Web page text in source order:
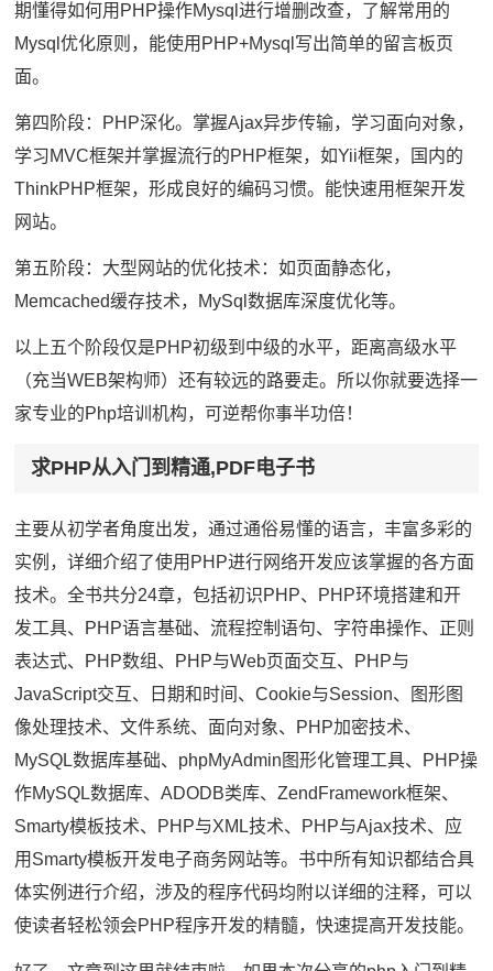
期懂得如何用PHP操作Mysql进行增删改查，了解常用的
Mysql优化原则，能使用PHP+Mysql写出简单的留言板页
面。
第四阶段：PHP深化。掌握Ajax异步传输，学习面向对象，
学习MVC框架并掌握流行的PHP框架，如Yii框架，国内的
ThinkPHP框架，形成良好的编码习惯。能快速用框架开发
网站。
第五阶段：大型网站的优化技术：如页面静态化，
Memcached缓存技术，MySql数据库深度优化等。
以上五个阶段仅是PHP初级到中级的水平，距离高级水平
（充当WEB架构师）还有较远的路要走。所以你就要选择一
家专业的Php培训机构，可逆帮你事半功倍！
求PHP从入门到精通,PDF电子书
主要从初学者角度出发，通过通俗易懂的语言，丰富多彩的
实例，详细介绍了使用PHP进行网络开发应该掌握的各方面
技术。全书共分24章，包括初识PHP、PHP环境搭建和开
发工具、PHP语言基础、流程控制语句、字符串操作、正则
表达式、PHP数组、PHP与Web页面交互、PHP与
JavaScript交互、日期和时间、Cookie与Session、图形图
像处理技术、文件系统、面向对象、PHP加密技术、
MySQL数据库基础、phpMyAdmin图形化管理工具、PHP操
作MySQL数据库、ADODB类库、ZendFramework框架、
Smarty模板技术、PHP与XML技术、PHP与Ajax技术、应
用Smarty模板开发电子商务网站等。书中所有知识都结合具
体实例进行介绍，涉及的程序代码均附以详细的注释，可以
使读者轻松领会PHP程序开发的精髓，快速提高开发技能。